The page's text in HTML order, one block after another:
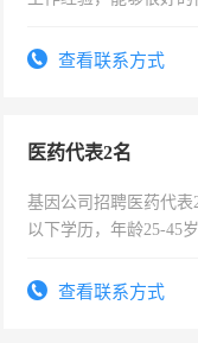
4500。查看联系方式
医药代表2名
基因公司招聘医药代表
以下学历，年龄25-45
表或者有医学资质的优
查看联系方式